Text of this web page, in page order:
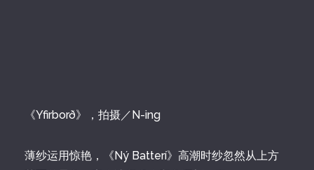
《Yfirborð》，拍摄／N-ing
薄纱运用惊艳，《Ný Batterí》高潮时纱忽然从上方